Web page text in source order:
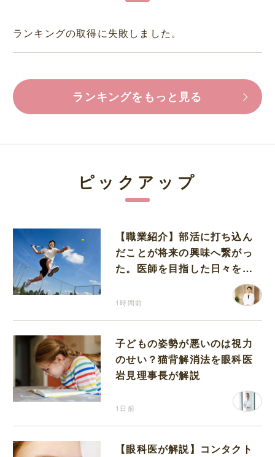
ランキングの取得に失敗しました。
ランキングをもっと見る
ピックアップ
【職業紹介】部活に打ち込ん
だことが将来の興味へ繋がっ
た。医師を目指した日々を振
1時間前
子どもの姿勢が悪いのは視力
のせい？猫背解消法を眼科医
岩見理事長が解説
1日前
【眼科医が解説】コンタクト